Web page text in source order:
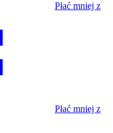
Płać mniej z
Płać mniej z